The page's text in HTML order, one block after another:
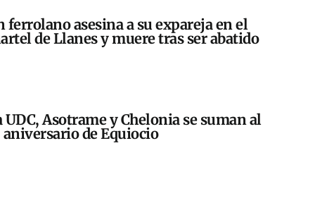
ferrolano asesina a su expareja en el
de Llanes y muere tras ser abatido
UDC, Asotrame y Chelonia se suman al
aniversario de Equiocio